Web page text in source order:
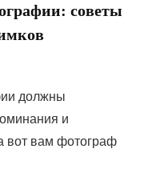
советы
должны
и
вот вам фотограф